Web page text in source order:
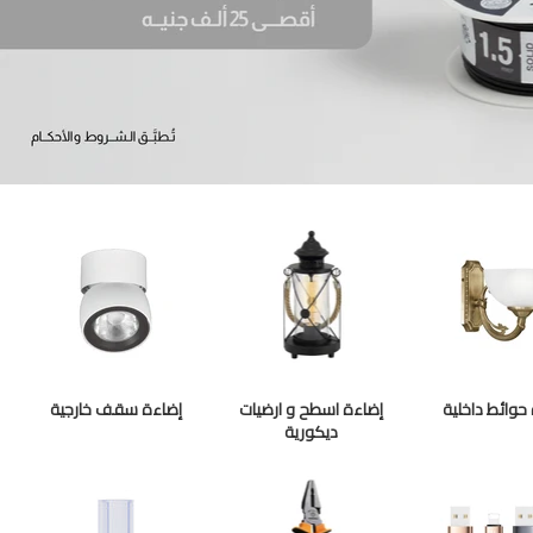
داخلية إضاءة اسطح و ارضيات
ديكورية
إضاءة سقف خارجية